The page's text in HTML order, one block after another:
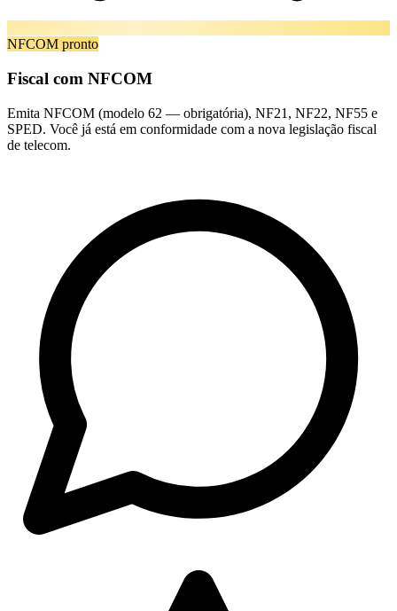
NFCOM pronto
Fiscal com NFCOM
Emita NFCOM (modelo 62 — obrigatória), NF21, NF22, NF55 e
SPED. Você já está em conformidade com a nova legislação fiscal
de telecom.